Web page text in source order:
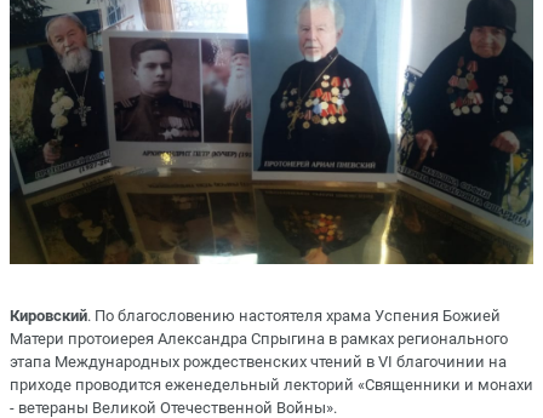
Кировcкий. По благословению настоятеля храма Успения Божией
Матери протоиерея Александра Спрыгина в рамках регионального
этапа Международных рождественских чтений в VI благочинии на
приходе проводится еженедельный лекторий «Священники и монахи
- ветераны Великой Отечественной Войны».